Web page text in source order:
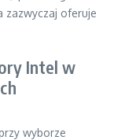
zazwyczaj oferuje
Intel w
wyborze